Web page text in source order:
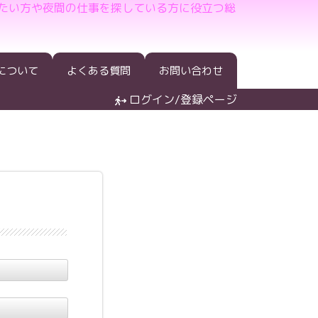
い方や夜間の仕事を探している方に役立つ総
ついて よくある質問 お問い合わせ
ログイン/登録ページ